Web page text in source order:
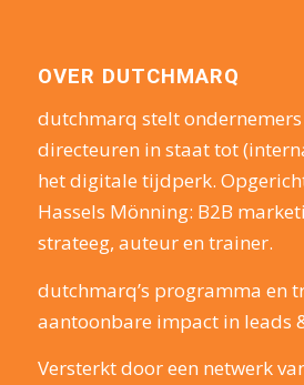
OVER DUTCHMARQ
dutchmarq stelt
directeuren in staat tot
het digitale tijdperk.
Hassels Mönning: B2B
strateeg, auteur en trainer.
dutchmarq’s programma en
aantoonbare impact in leads
Versterkt door een netwerk